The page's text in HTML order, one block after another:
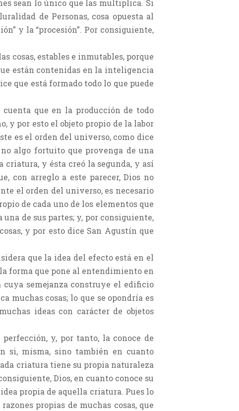
sean lo único que las multiplica. Si
de Personas, cosa opuesta al
y la “procesión”. Por consiguiente,
cosas, estables e inmutables, porque
están contenidas en la inteligencia
que está formado todo lo que puede
cuenta que en la producción de todo
y por esto el objeto propio de la labor
es el orden del universo, como dice
algo fortuito que provenga de una
criatura, y ésta creó la segunda, y así
con arreglo a este parecer, Dios no
el orden del universo, es necesario
de cada uno de los elementos que
de sus partes; y, por consiguiente,
y por esto dice San Agustín que
que la idea del efecto está en el
la forma que pone al entendimiento en
semejanza construye el edificio
muchas cosas; lo que se opondría es
ideas con carácter de objetos
y, por tanto, la conoce de
si, misma, sino también en cuanto
criatura tiene su propia naturaleza
Dios, en cuanto conoce su
propia de aquella criatura. Pues lo
propias de muchas cosas, que